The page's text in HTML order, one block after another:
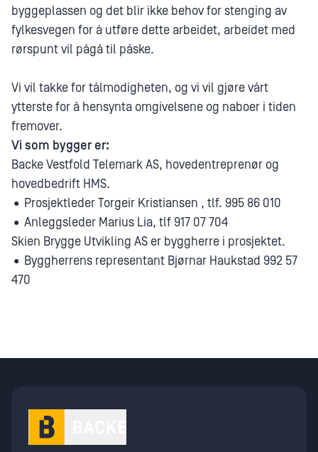
byggeplassen og det blir ikke behov for stenging av
fylkesvegen for å utføre dette arbeidet, arbeidet med
rørspunt vil pågå til påske.
Vi vil takke for tålmodigheten, og vi vil gjøre vårt
ytterste for å hensynta omgivelsene og naboer i tiden
fremover.
Vi som bygger er:
Backe Vestfold Telemark AS, hovedentreprenør og
hovedbedrift HMS.
• Prosjektleder Torgeir Kristiansen , tlf. 995 86 010
• Anleggsleder Marius Lia, tlf 917 07 704
Skien Brygge Utvikling AS er byggherre i prosjektet.
• Byggherrens representant Bjørnar Haukstad 992 57
470